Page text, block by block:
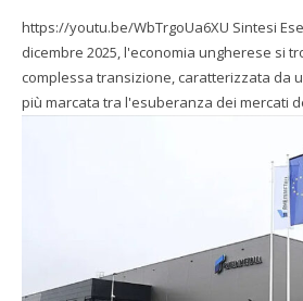
https://youtu.be/WbTrgoUa6XU Sintesi Esecutiva Alla data del 15
dicembre 2025, l'economia ungherese si
complessa transizione, caratterizzata da
più marcata tra l'esuberanza dei mercati